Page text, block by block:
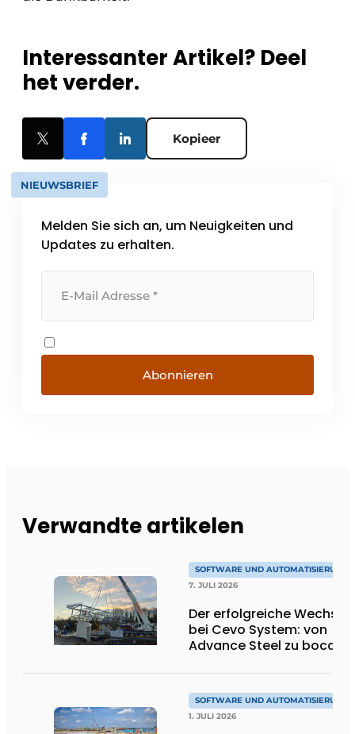
Interessanter Artikel? Deel
het verder.
Kopieer
NIEUWSBRIEF
Melden Sie sich an, um Neuigkeiten und
Updates zu erhalten.
Abonnieren
Verwandte artikelen
SOFTWARE UND AUTOMATISIERUNG
7. JULI 2026
Der erfolgreiche Wechsel
bei Cevo System: von
Advance Steel zu bocad
SOFTWARE UND AUTOMATISIERUNG
1. JULI 2026